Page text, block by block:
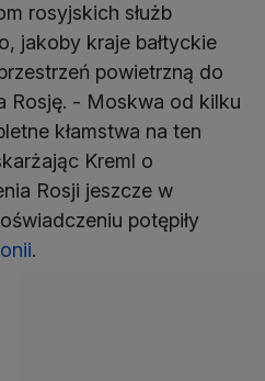
rosyjskich służb
jakoby kraje bałtyckie
powietrzną do
Rosję. - Moskwa od kilku
kłamstwa na ten
Kreml o
Rosji jeszcze w
potępiły
.